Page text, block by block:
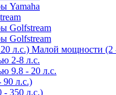
Yamaha
Golfstream
Golfstream
Малой мощности (2
2-8 л.с.
9.8 - 20 л.с.
л.с.)
350 л.с.)